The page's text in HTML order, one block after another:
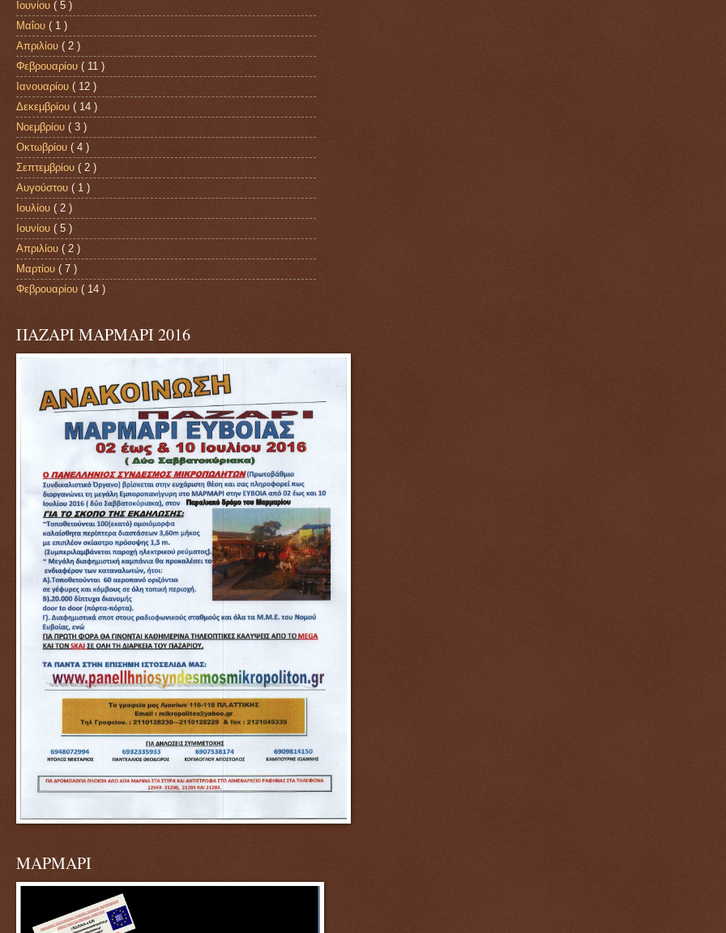
Ιουνίου ( 5 )
Μαΐου ( 1 )
Απριλίου ( 2 )
Φεβρουαρίου ( 11 )
Ιανουαρίου ( 12 )
Δεκεμβρίου ( 14 )
Νοεμβρίου ( 3 )
Οκτωβρίου ( 4 )
Σεπτεμβρίου ( 2 )
Αυγούστου ( 1 )
Ιουλίου ( 2 )
Ιουνίου ( 5 )
Απριλίου ( 2 )
Μαρτίου ( 7 )
Φεβρουαρίου ( 14 )
ΠΑΖΑΡΙ ΜΑΡΜΑΡΙ 2016
ΜΑΡΜΑΡΙ